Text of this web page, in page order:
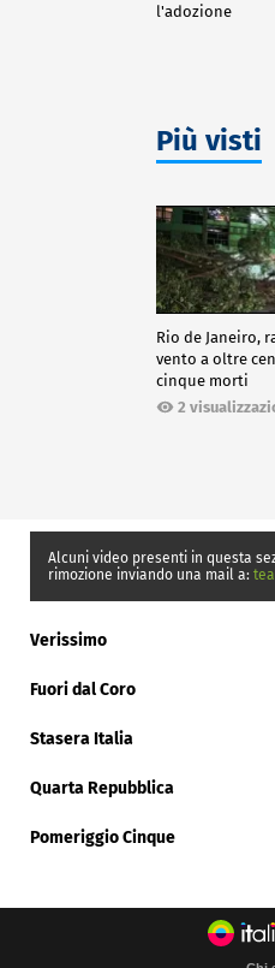
l'adozione
Più visti
Rio de Janeiro,
vento a oltre
cinque morti
2
Alcuni video presenti in questa
rimozione inviando una mail a:
Verissimo
Fuori dal Coro
Stasera Italia
Quarta Repubblica
Pomeriggio Cinque